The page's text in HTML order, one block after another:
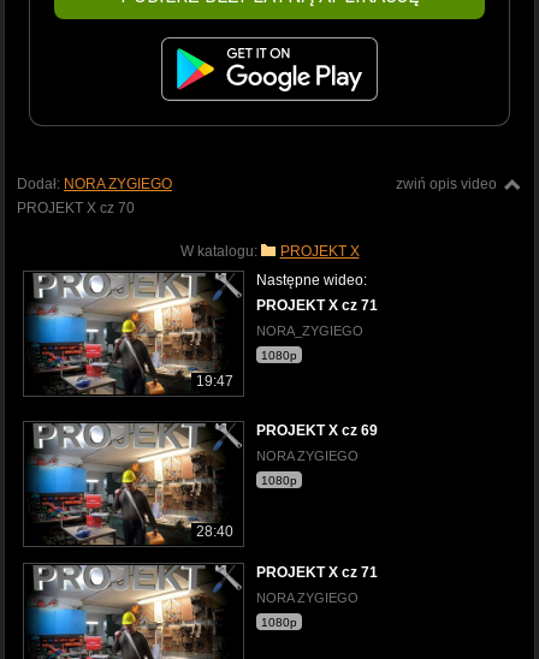
zwiń opis video
Dodał: NORA ZYGIEGO
PROJEKT X cz 70
W katalogu: PROJEKT X
19:47
Następne wideo:
PROJEKT X cz 71
NORA_ZYGIEGO
1080p
28:40
PROJEKT X cz 69
NORA ZYGIEGO
1080p
PROJEKT X cz 71
NORA ZYGIEGO
1080p